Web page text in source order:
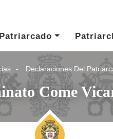
Declaraciones Del
Come